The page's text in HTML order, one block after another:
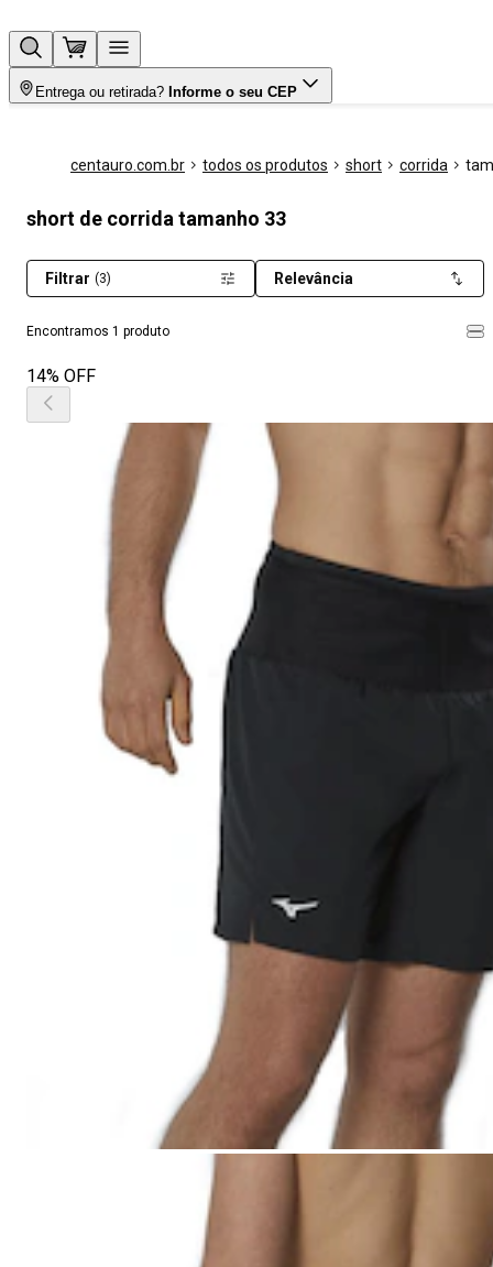
Entrega ou retirada? Informe o seu CEP
centauro.com.br todos os produtos short corrida
short de corrida tamanho 33
Encontramos 1 produto
Filtrar (3) Relevância
14% OFF